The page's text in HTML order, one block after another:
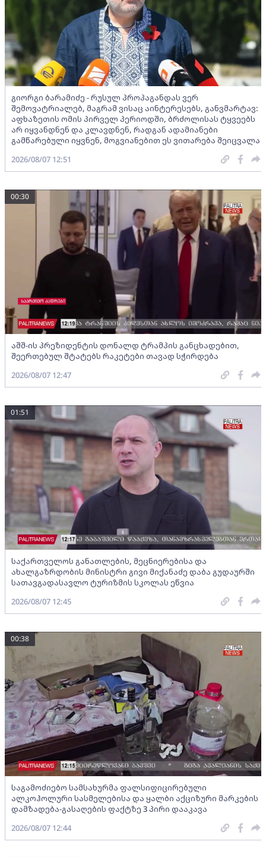
გიორგი ბარამიძე - რუსულ პროპაგანდას ვერ
შემოვატრიალებ, მაგრამ ვისაც აინტერესებს, განვმარტავ:
აფხაზეთის ომის პირველ პერიოდში, ბრძოლისას ტყვეებს
არ იყვანდნენ და კლავდნენ, რადგან ადამიანები
გამწარებული იყვნენ, მოგვიანებით ეს ვითარება შეიცვალა
2026/08/07 12:51
აშშ-ის პრეზიდენტის დონალდ ტრამპის განცხადებით,
შეერთებულ შტატებს რაკეტები თავად სჭირდება
00:30
2026/08/07 12:47
საქართველოს განათლების, მეცნიერებისა და
ახალგაზრდობის მინისტრი გივი მიქანაძე დაბა გუდაურში
სათავგადასავლო ტურიზმის სკოლას ეწვია
01:51
2026/08/07 12:45
საგამოძიებო სამსახურმა ფალსიფიცირებული
ალკოჰოლური სასმელებისა და ყალბი აქციზური მარკების
დამზადება-გასაღების ფაქტზე 3 პირი დააკავა
00:38
2026/08/07 12:44